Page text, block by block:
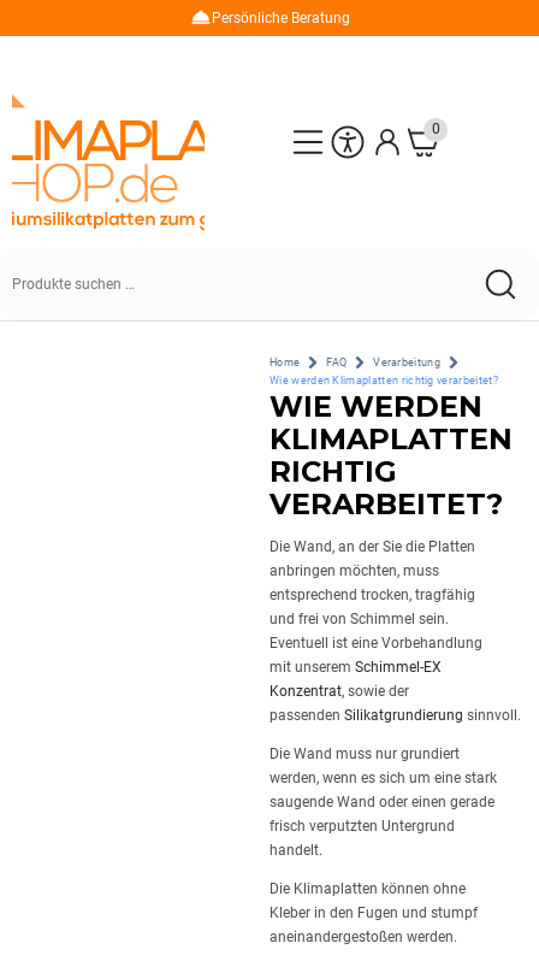
Persönliche Beratung
0
Home FAQ
Verarbeitung
Wie werden Klimaplatten richtig verarbeitet?
WIE WERDEN
KLIMAPLATTEN
RICHTIG
VERARBEITET?
Die Wand, an der Sie die Platten
anbringen möchten, muss
entsprechend trocken, tragfähig
und frei von Schimmel sein.
Eventuell ist eine Vorbehandlung
mit unserem Schimmel-EX
Konzentrat, sowie der
passenden Silikatgrundierung sinnvoll.
Die Wand muss nur grundiert
werden, wenn es sich um eine stark
saugende Wand oder einen gerade
frisch verputzten Untergrund
handelt.
Die Klimaplatten können ohne
Kleber in den Fugen und stumpf
aneinandergestoßen werden.